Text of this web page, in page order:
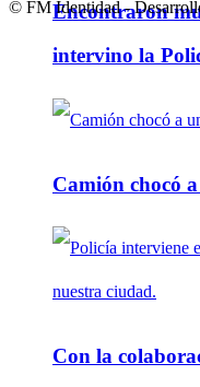
Encontraron
intervino la
Camión chocó
Con la
© FM Identidad -